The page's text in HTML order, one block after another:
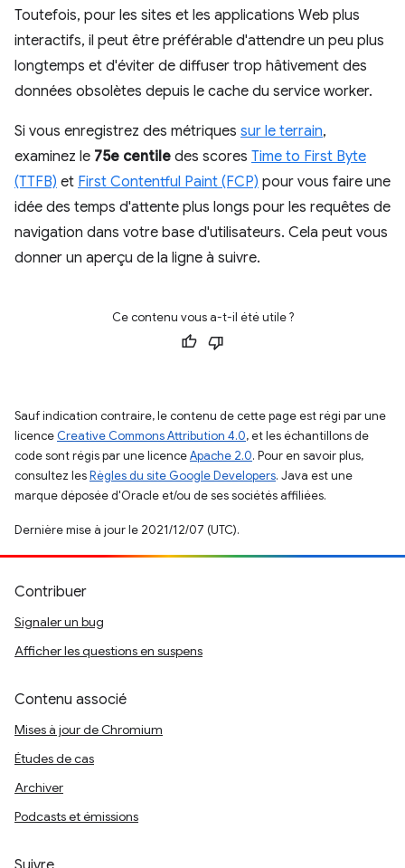
Toutefois, pour les sites et les applications Web plus
interactifs, il peut être préférable d'attendre un peu plus
longtemps et d'éviter de diffuser trop hâtivement des
données obsolètes depuis le cache du service worker.
Si vous enregistrez des métriques sur le terrain,
examinez le 75e centile des scores Time to First Byte
(TTFB) et First Contentful Paint (FCP) pour vous faire une
idée des temps d'attente plus longs pour les requêtes de
navigation dans votre base d'utilisateurs. Cela peut vous
donner un aperçu de la ligne à suivre.
Ce contenu vous a-t-il été utile ?
Sauf indication contraire, le contenu de cette page est régi par une
licence Creative Commons Attribution 4.0, et les échantillons de
code sont régis par une licenceApache 2.0. Pour en savoir plus,
consultez lesRègles du site Google Developers. Java est une
marque déposée d'Oracle et/ou de ses sociétés affiliées.
Dernière mise à jour le 2021/12/07 (UTC).
Contribuer
Signaler un bug
Afficher les questions en suspens
Contenu associé
Mises à jour de Chromium
Études de cas
Archiver
Podcasts et émissions